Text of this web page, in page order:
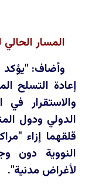
المسار الحالي
وأضاف: "يؤكد
إعادة التسلح
والاستقرار
الدولي ودول
قلقهما إزاء
النووية دون
لأغراض مدنية".